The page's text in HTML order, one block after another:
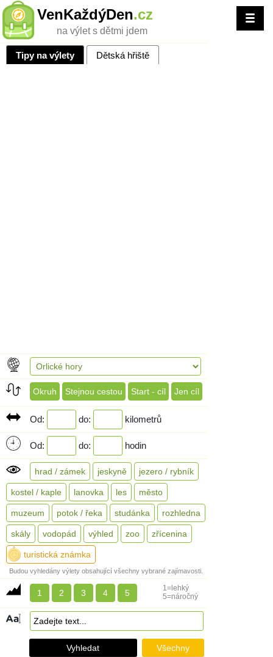
VenKaždýDen.cz
na výlet s dětmi jdem
Tipy na výlety Dětská hřiště
Okruh Stejnou cestou Start - cíl Jen cíl
Od: do: kilometrů
Od: do: hodin
hrad / zámek jeskyně jezero / rybník
kostel / kaple lanovka les město
muzeum potok / řeka studánka rozhledna
skály vodopád výhled zoo zřícenina
turistická známka
Budou vyhledány výlety obsahující všechny vybrané zajímavosti.
1 2 3 4 5
1=lehký
5=náročný